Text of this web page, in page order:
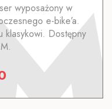
wyposażony w
e-bike’a.
klasykowi. Dostępny